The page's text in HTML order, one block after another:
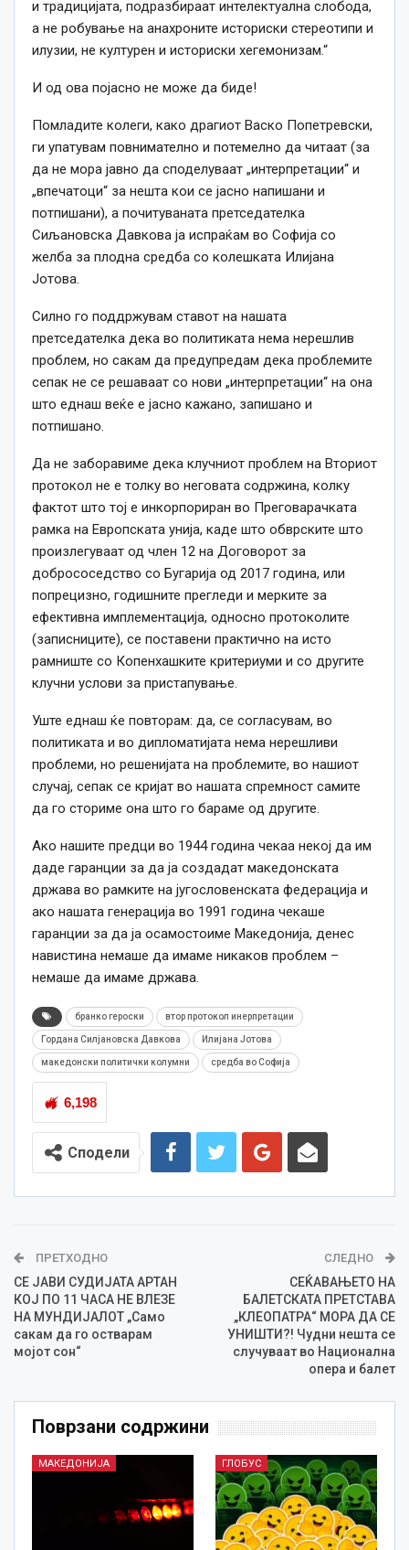
и традицијата, подразбираат интелектуална слобода,
а не робување на анахроните историски стереотипи и
илузии, не културен и историски хегемонизам.“
И од ова појасно не може да биде!
Помладите колеги, како драгиот Васко Попетревски,
ги упатувам повнимателно и потемелно да читаат (за
да не мора јавно да споделуваат „интерпретации“ и
„впечатоци“ за нешта кои се јасно напишани и
потпишани), а почитуваната претседателка
Сиљановска Давкова ја испраќам во Софија со
желба за плодна средба со колешката Илијана
Јотова.
Силно го поддржувам ставот на нашата
претседателка дека во политиката нема нерешлив
проблем, но сакам да предупредам дека проблемите
сепак не се решаваат со нови „интерпретации“ на она
што еднаш веќе е јасно кажано, запишано и
потпишано.
Да не заборавиме дека клучниот проблем на Вториот
протокол не е толку во неговата содржина, колку
фактот што тој е инкорпориран во Преговарачката
рамка на Европската унија, каде што обврските што
произлегуваат од член 12 на Договорот за
добрососедство со Бугарија од 2017 година, или
попрецизно, годишните прегледи и мерките за
ефективна имплементација, односно протоколите
(записниците), се поставени практично на исто
рамниште со Копенхашките критериуми и со другите
клучни услови за пристапување.
Уште еднаш ќе повторам: да, се согласувам, во
политиката и во дипломатијата нема нерешливи
проблеми, но решенијата на проблемите, во нашиот
случај, сепак се кријат во нашата спремност самите
да го сториме она што го бараме од другите.
Ако нашите предци во 1944 година чекаа некој да им
даде гаранции за да ја создадат македонската
држава во рамките на југословенската федерација и
ако нашата генерација во 1991 година чекаше
гаранции за да ја осамостоиме Македонија, денес
навистина немаше да имаме никаков проблем –
немаше да имаме држава.
бранко героски втор протокол инерпретации
Гордана Силјановска Давкова Илијана Јотова
македонски политички колумни средба во Софија
6,198
Сподели
ПРЕТХОДНО
СЕ ЈАВИ СУДИЈАТА АРТАН
КОЈ ПО 11 ЧАСА НЕ ВЛЕЗЕ
НА МУНДИЈАЛОТ „Само
сакам да го остварам
мојот сон“
СЛЕДНО
СЕЌАВАЊЕТО НА
БАЛЕТСКАТА ПРЕТСТАВА
„КЛЕОПАТРА“ МОРА ДА СЕ
УНИШТИ?! Чудни нешта се
случуваат во Национална
опера и балет
Поврзани содржини
МАКЕДОНИЈА ГЛОБУС